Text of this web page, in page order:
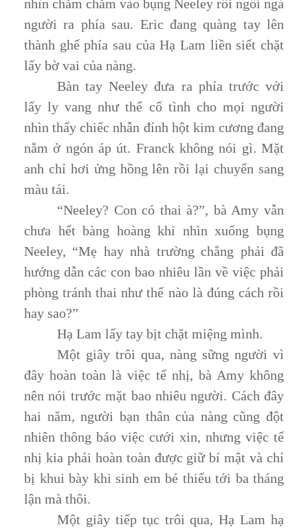
nhìn chăm chăm vào bụng Neeley rồi ngồi ngả
người ra phía sau. Eric đang quàng tay lên
thành ghế phía sau của Hạ Lam liền siết chặt
lấy bờ vai của nàng.
Bàn tay Neeley đưa ra phía trước với
lấy ly vang như thể cố tình cho mọi người
nhìn thấy chiếc nhẫn đính hột kim cương đang
nằm ở ngón áp út. Franck không nói gì. Mặt
anh chỉ hơi ửng hồng lên rồi lại chuyển sang
màu tái.
“Neeley? Con có thai à?”, bà Amy vẫn
chưa hết bàng hoàng khi nhìn xuống bụng
Neeley, “Mẹ hay nhà trường chẳng phải đã
hướng dẫn các con bao nhiêu lần về việc phải
phòng tránh thai như thế nào là đúng cách rồi
hay sao?”
Hạ Lam lấy tay bịt chặt miệng mình.
Một giây trôi qua, nàng sững người vì
đây hoàn toàn là việc tế nhị, bà Amy không
nên nói trước mặt bao nhiêu người. Cách đây
hai năm, người bạn thân của nàng cũng đột
nhiên thông báo việc cưới xin, nhưng việc tế
nhị kia phải hoàn toàn được giữ bí mật và chỉ
bị khui bày khi sinh em bé thiếu tới ba tháng
lận mà thôi.
Một giây tiếp tục trôi qua, Hạ Lam hạ